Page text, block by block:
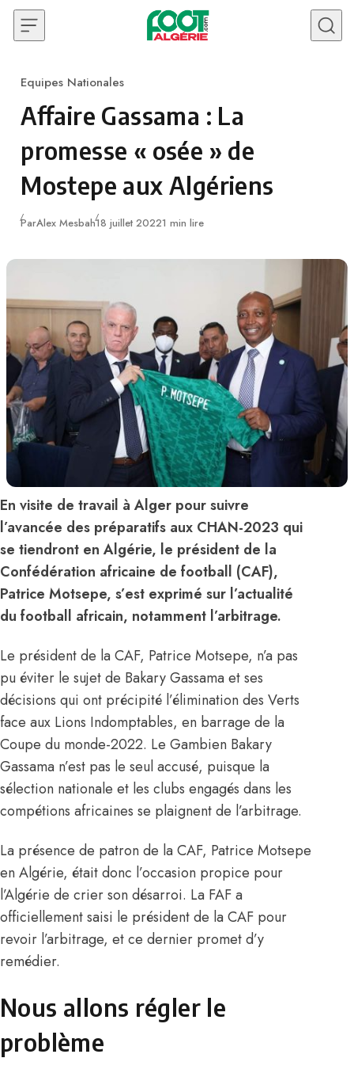
Skip to content
Category
Equipes Nationales
Affaire Gassama : La
promesse « osée » de
Mostepe aux Algériens
ParAlex MesbahPublié
18 juillet 20221 min lire
En visite de travail à Alger pour suivre
l’avancée des préparatifs aux CHAN-2023 qui
se tiendront en Algérie, le président de la
Confédération africaine de football (CAF),
Patrice Motsepe, s’est exprimé sur l’actualité
du football africain, notamment l’arbitrage.
Le président de la CAF, Patrice Motsepe, n’a pas
pu éviter le sujet de Bakary Gassama et ses
décisions qui ont précipité l’élimination des Verts
face aux Lions Indomptables, en barrage de la
Coupe du monde-2022. Le Gambien Bakary
Gassama n’est pas le seul accusé, puisque la
sélection nationale et les clubs engagés dans les
compétions africaines se plaignent de l’arbitrage.
La présence de patron de la CAF, Patrice Motsepe
en Algérie, était donc l’occasion propice pour
l’Algérie de crier son désarroi. La FAF a
officiellement saisi le président de la CAF pour
revoir l’arbitrage, et ce dernier promet d’y
remédier.
Nous allons régler le
problème